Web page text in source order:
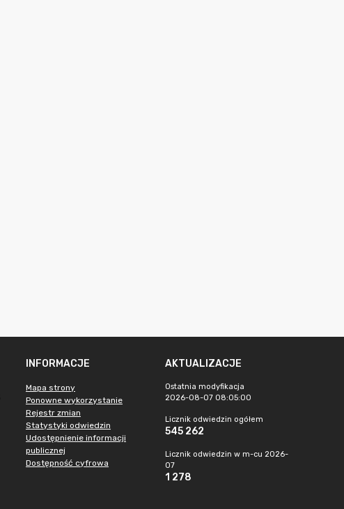
INFORMACJE
Mapa strony
Ponowne wykorzystanie
Rejestr zmian
Statystyki odwiedzin
Udostępnienie informacji
publicznej
Dostępność cyfrowa
AKTUALIZACJE
Ostatnia modyfikacja
2026-08-07 08:05:00
Licznik odwiedzin ogółem
545 262
Licznik odwiedzin w m-cu 2026-
07
1 278